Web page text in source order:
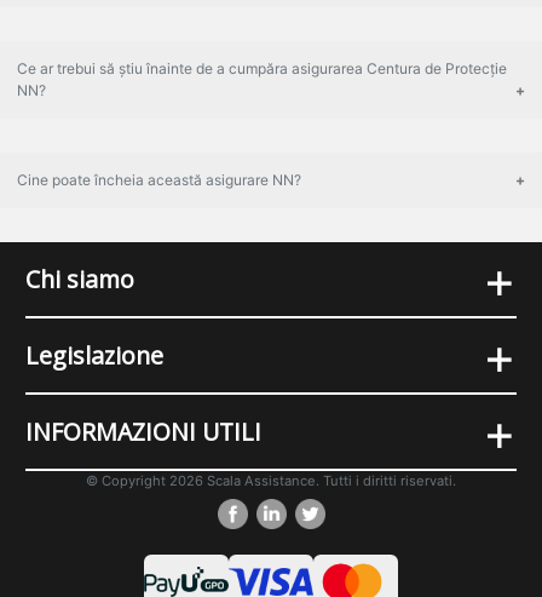
Ce ar trebui să știu înainte de a cumpăra asigurarea Centura de Protecție
NN?
Cine poate încheia această asigurare NN?
Chi siamo +
Legislazione +
INFORMAZIONI UTILI +
© Copyright 2026 Scala Assistance. Tutti i diritti riservati.